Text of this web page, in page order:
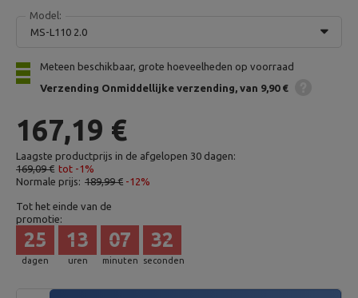
Model:
MS-L110 2.0
Meteen beschikbaar, grote hoeveelheden op voorraad
Verzending Onmiddellijke verzending van 9,90 €
167,19 €
Laagste productprijs in de afgelopen 30 dagen:
169,09 € tot -1%
Normale prijs: 189,99 € -12%
Tot het einde van de
promotie:
dagen
25
uren
13
minuten
07
seconden
31